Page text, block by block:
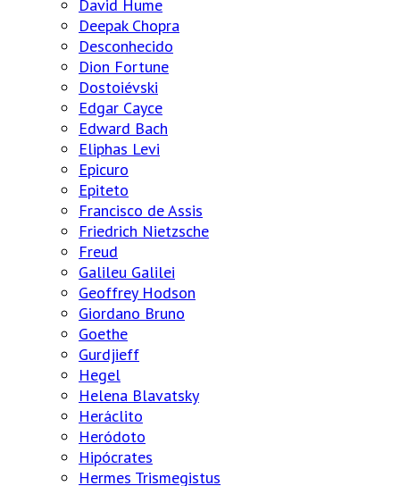
David Hume
Deepak Chopra
Desconhecido
Dion Fortune
Dostoiévski
Edgar Cayce
Edward Bach
Eliphas Levi
Epicuro
Epiteto
Francisco de Assis
Friedrich Nietzsche
Freud
Galileu Galilei
Geoffrey Hodson
Giordano Bruno
Goethe
Gurdjieff
Hegel
Helena Blavatsky
Heráclito
Heródoto
Hipócrates
Hermes Trismegistus